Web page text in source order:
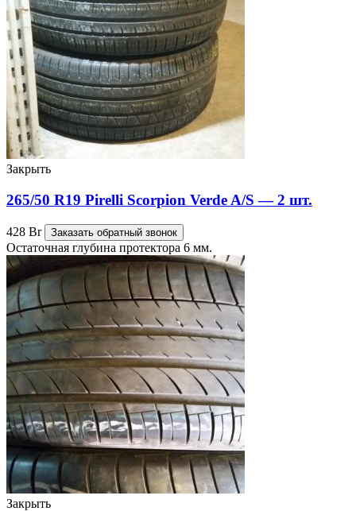
Закрыть
265/50 R19 Pirelli Scorpion Verde A/S — 2 шт.
428 Br Заказать обратный звонок
Остаточная глубина протектора 6 мм.
Закрыть